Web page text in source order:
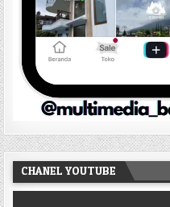
CHANEL YOUTUBE